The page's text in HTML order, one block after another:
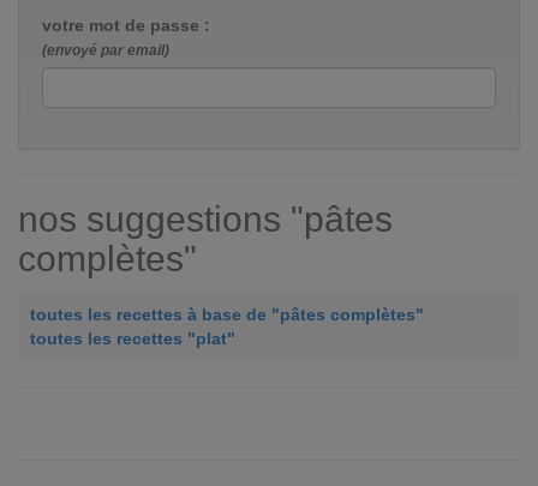
votre mot de passe :
(envoyé par email)
nos suggestions "pâtes
complètes"
toutes les recettes à base de "pâtes complètes"
toutes les recettes "plat"